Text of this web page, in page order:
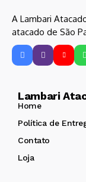
A Lambari
atacado de São
Lambari
Home
Política de
Contato
Loja